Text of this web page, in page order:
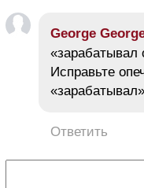
George
«зарабатывал
Исправьте
Ответить